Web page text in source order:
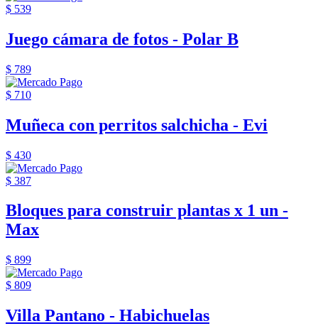
$ 539
Juego cámara de fotos - Polar B
$ 789
$ 710
Muñeca con perritos salchicha - Evi
$ 430
$ 387
Bloques para construir plantas x 1 un -
Max
$ 899
$ 809
Villa Pantano - Habichuelas